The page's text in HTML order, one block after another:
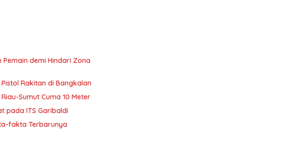
Pemain demi Hindari Zona
Rakitan di Bangkalan
Sumut Cuma 10 Meter
pada ITS Garibaldi
fakta Terbarunya